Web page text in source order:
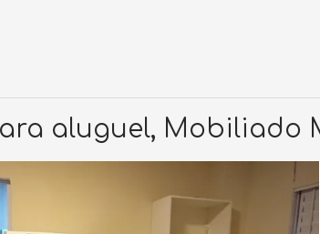
aluguel, Mobiliado